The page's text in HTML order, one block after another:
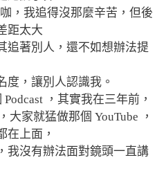
，我追得沒那麼辛苦，但後
距太大
追著別人，還不如想辦法提
度，讓別人認識我。
，其實我在三年前，
大家就猛做那個 YouTube ，
在上面，
我沒有辦法面對鏡頭一直講